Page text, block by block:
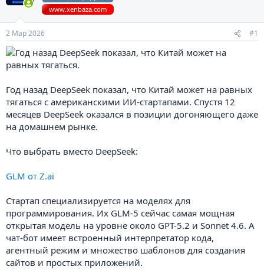
м
а
ч
а
www.xenbaza.com
2 Мар 2026 #1
Год назад DeepSeek показал, что Китай может на равных
тягаться с американскими ИИ-стартапами. Спустя 12
месяцев DeepSeek оказался в позиции догоняющего даже
на домашнем рынке.
Что выбрать вместо DeepSeek:
GLM от Z.ai
Стартап специализируется на моделях для
программирования. Их GLM-5 сейчас самая мощная
открытая модель на уровне около GPT-5.2 и Sonnet 4.6. А
чат-бот имеет встроенный интерпретатор кода,
агентный режим и множество шаблонов для создания
сайтов и простых приложений.